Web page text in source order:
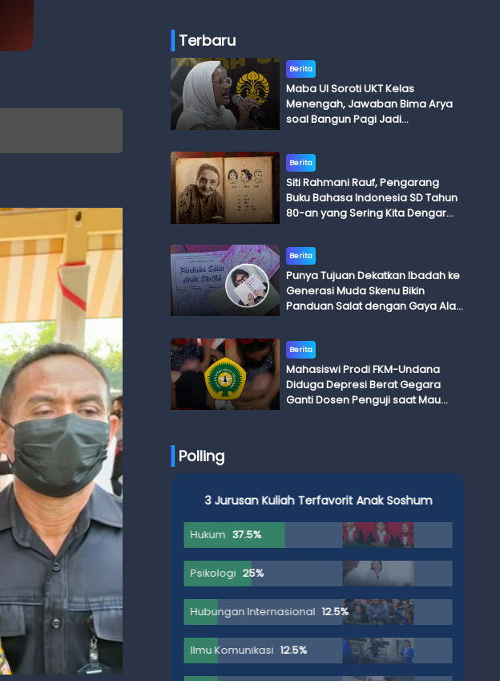
Terbaru
Berita
Maba UI Soroti UKT Kelas
Menengah, Jawaban Bima Arya
soal Bangun Pagi Jadi
Berita
Siti Rahmani Rauf, Pengarang
Buku Bahasa Indonesia SD Tahun
80-an yang Sering Kita Dengar
Adik Budi
Berita
Punya Tujuan Dekatkan Ibadah ke
Generasi Muda Skenu Bikin
Panduan Salat dengan Gaya Ala
Berita
Mahasiswi Prodi FKM-Undana
Diduga Depresi Berat Gegara
Ganti Dosen Penguji saat Mau
Polling
3 Jurusan Kuliah Terfavorit Anak Soshum
Hukum 37.5%
Psikologi 25%
Hubungan Internasional 12.5%
Ilmu Komunikasi 12.5%